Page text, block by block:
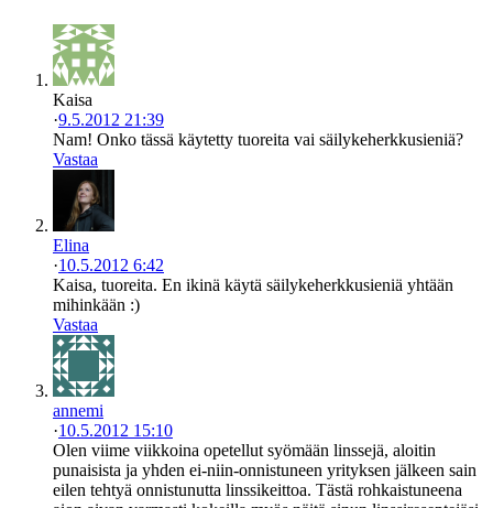
Kaisa
·9.5.2012 21:39
Nam! Onko tässä käytetty tuoreita vai säilykeherkkusieniä?
Vastaa
Elina
·10.5.2012 6:42
Kaisa, tuoreita. En ikinä käytä säilykeherkkusieniä yhtään
mihinkään :)
Vastaa
annemi
·10.5.2012 15:10
Olen viime viikkoina opetellut syömään linssejä, aloitin
punaisista ja yhden ei-niin-onnistuneen yrityksen jälkeen sain
eilen tehtyä onnistunutta linssikeittoa. Tästä rohkaistuneena